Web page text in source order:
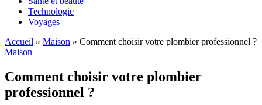
Technologie
Voyages
Accueil » Maison » Comment choisir votre plombier professionnel ?
Maison
Comment choisir votre plombier
professionnel ?